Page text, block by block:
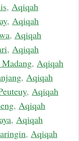
, Aqiqah
, Aqiqah
, Aqiqah
, Aqiqah
, Aqiqah
, Aqiqah
, Aqiqah
, Aqiqah
, Aqiqah
, Aqiqah